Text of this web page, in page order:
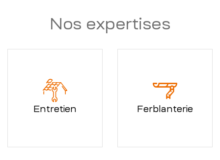
Nos expertises
Entretien Ferblanterie